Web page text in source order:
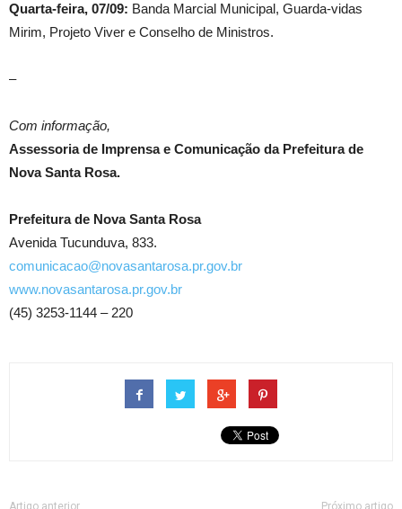
Quarta-feira, 07/09: Banda Marcial Municipal, Guarda-vidas
Mirim, Projeto Viver e Conselho de Ministros.
–
Com informação,
Assessoria de Imprensa e Comunicação da Prefeitura de
Nova Santa Rosa.
Prefeitura de Nova Santa Rosa
Avenida Tucunduva, 833.
comunicacao@novasantarosa.pr.gov.br
www.novasantarosa.pr.gov.br
(45) 3253-1144 – 220